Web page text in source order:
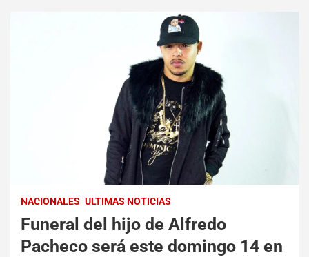
NACIONALES ULTIMAS NOTICIAS
Funeral del hijo de Alfredo
Pacheco será este domingo 14 en